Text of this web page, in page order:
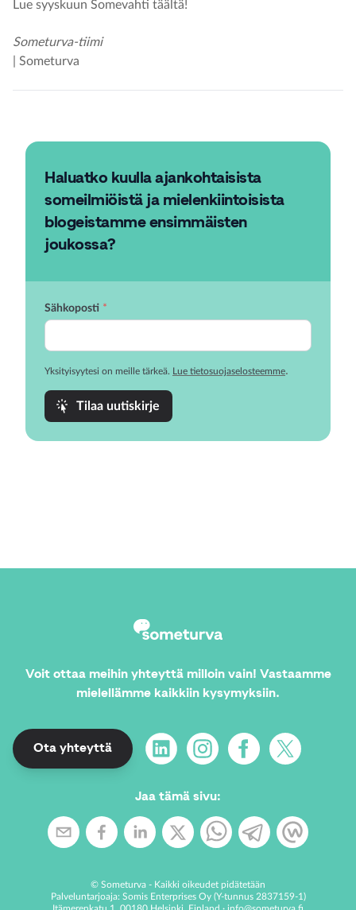
Lue syyskuun Somevahti täältä!
Someturva-tiimi
| Someturva
Haluatko kuulla ajankohtaisista
someilmiöistä ja mielenkiintoisista
blogeistamme ensimmäisten
joukossa?
Sähkoposti *
Yksityisyytesi on meille tärkeä. Lue tietosuojaselosteemme.
Tilaa uutiskirje
Voit ottaa meihin yhteyttä milloin vain! Vastaamme
mielellämme kaikkiin kysymyksiin.
Ota yhteyttä
LinkedInInstagramFacebook
X
Jaa tämä sivu:
© Someturva - Kaikki oikeudet pidätetään
Palveluntarjoaja: Somis Enterprises Oy(Y-tunnus 2837159-1)